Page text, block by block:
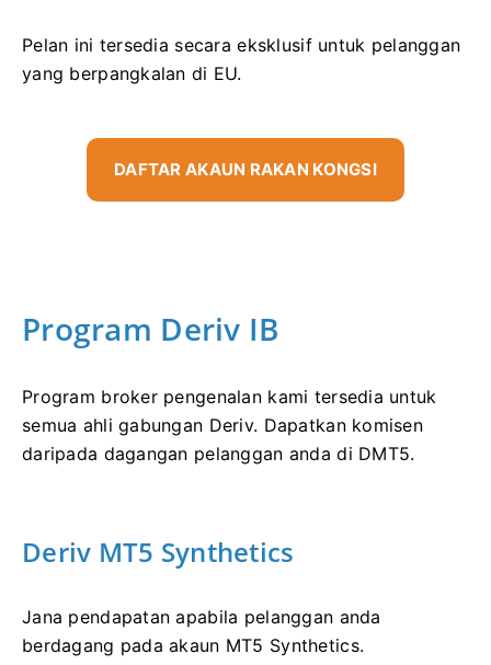
Pelan ini tersedia secara eksklusif untuk pelanggan
yang berpangkalan di EU.
DAFTAR AKAUN RAKAN KONGSI
Program Deriv IB
Program broker pengenalan kami tersedia untuk
semua ahli gabungan Deriv. Dapatkan komisen
daripada dagangan pelanggan anda di DMT5.
Deriv MT5 Synthetics
Jana pendapatan apabila pelanggan anda
berdagang pada akaun MT5 Synthetics.